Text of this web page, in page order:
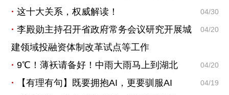
04/30
这十大关系，权威解读！
04/20
李殿勋主持召开省政府常务会议研究开展城
建领域投融资体制改革试点等工作
04/20
9℃！薄袄请备好！中雨大雨马上到湖北
04/19
【有理有句】既要拥抱AI，更要驯服AI